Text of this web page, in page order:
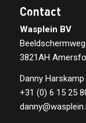
Contact
Wasplein BV
3821AH
Danny Harskamp
+31 (0) 6 15 25